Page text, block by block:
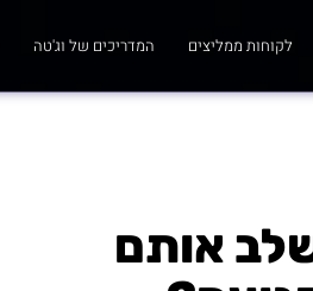
לקוחות ממליצים המדריכים של וג'טה
אותם